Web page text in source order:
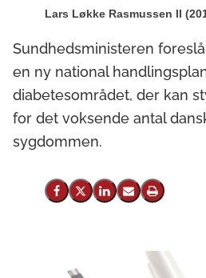
Lars Løkke Rasmussen II
Sundhedsministeren
en ny national
diabetesområdet, der kan
for det voksende antal
sygdommen.
Del på Facebook
Del på X (Twitter)
Del på LinkedIn
Send email
Print